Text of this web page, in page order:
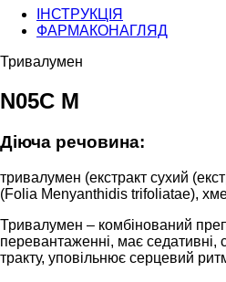
ІНСТРУКЦІЯ
ФАРМАКОНАГЛЯД
Тривалумен
N05C M
Діюча речовина:
тривалумен (екстракт сухий
(Folia Menyanthidis trifoliatae),
Тривалумен – комбінований
перевантаженні, має седативні,
тракту, уповільнює серцевий